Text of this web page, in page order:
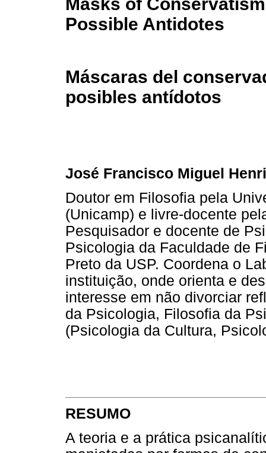
Possible Antidotes
Máscaras del
posibles antídotos
José Francisco Miguel
Doutor em Filosofia pela
(Unicamp) e livre-docente
Pesquisador e docente de
Psicologia da Faculdade de
Preto da USP. Coordena o
instituição, onde orienta e
interesse em não divorciar
da Psicologia, Filosofia da
(Psicologia da Cultura,
RESUMO
A teoria e a prática